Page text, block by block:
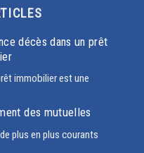
décès dans un prêt
immobilier est une
des mutuelles
plus en plus courants